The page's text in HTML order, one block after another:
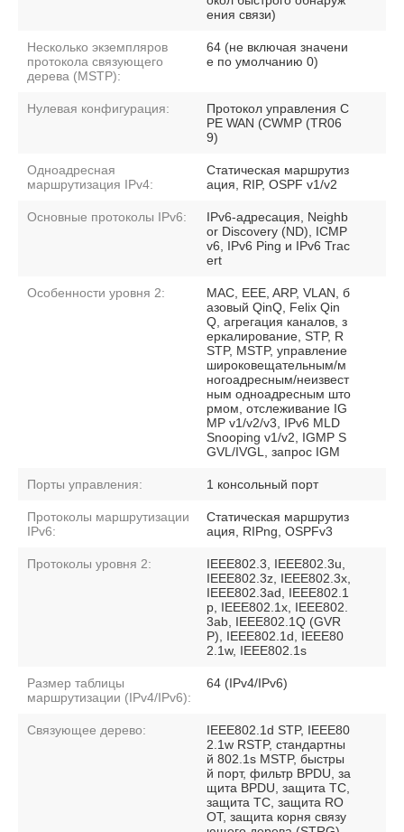
ения связи)
Несколько экземпляров
протокола связующего
дерева (MSTP):
64 (не включая значени
е по умолчанию 0)
Нулевая конфигурация:
Протокол управления C
PE WAN (CWMP (TR06
9)
Одноадресная
маршрутизация IPv4:
Статическая маршрутиз
ация, RIP, OSPF v1/v2
Основные протоколы IPv6:
IPv6-адресация, Neighb
or Discovery (ND), ICMP
v6, IPv6 Ping и IPv6 Trac
ert
Особенности уровня 2:
MAC, EEE, ARP, VLAN, б
азовый QinQ, Felix Qin
Q, агрегация каналов, з
еркалирование, STP, R
STP, MSTP, управление
широковещательным/м
ногоадресным/неизвест
ным одноадресным што
рмом, отслеживание IG
MP v1/v2/v3, IPv6 MLD
Snooping v1/v2, IGMP S
GVL/IVGL, запрос IGM
Порты управления: 1 консольный порт
Протоколы маршрутизации
IPv6:
Статическая маршрутиз
ация, RIPng, OSPFv3
Протоколы уровня 2:
IEEE802.3, IEEE802.3u,
IEEE802.3z, IEEE802.3x,
IEEE802.3ad, IEEE802.1
p, IEEE802.1x, IEEE802.
3ab, IEEE802.1Q (GVR
P), IEEE802.1d, IEEE80
2.1w, IEEE802.1s
Размер таблицы
маршрутизации (IPv4/IPv6):
64 (IPv4/IPv6)
Связующее дерево:
IEEE802.1d STP, IEEE80
2.1w RSTP, стандартны
й 802.1s MSTP, быстры
й порт, фильтр BPDU, за
щита BPDU, защита TC,
защита TC, защита RO
OT, защита корня связу